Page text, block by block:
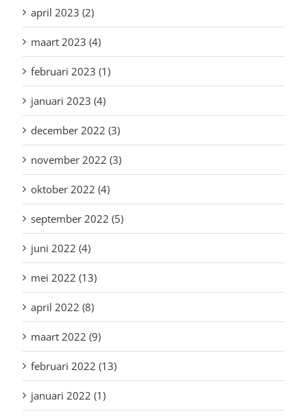
april 2023 (2)
maart 2023 (4)
februari 2023 (1)
januari 2023 (4)
december 2022 (3)
november 2022 (3)
oktober 2022 (4)
september 2022 (5)
juni 2022 (4)
mei 2022 (13)
april 2022 (8)
maart 2022 (9)
februari 2022 (13)
januari 2022 (1)